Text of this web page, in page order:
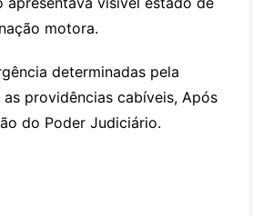
motora.
determinadas pela
providências cabíveis, Após
do Poder Judiciário.